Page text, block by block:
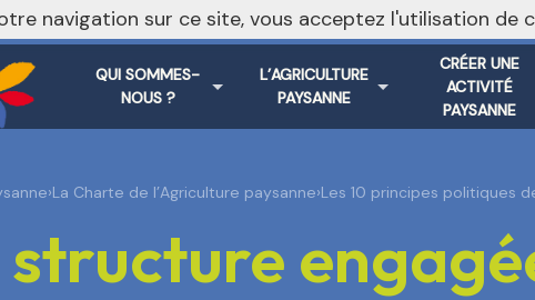
QUI SOMMES-
NOUS ?
L’AGRICULTURE
PAYSANNE
CRÉER UNE
ACTIVITÉ
PAYSANNE
›La Charte de l’Agriculture paysanne›Les 10 principes politiques
structure
navigation sur ce site, vous acceptez l'utilisation